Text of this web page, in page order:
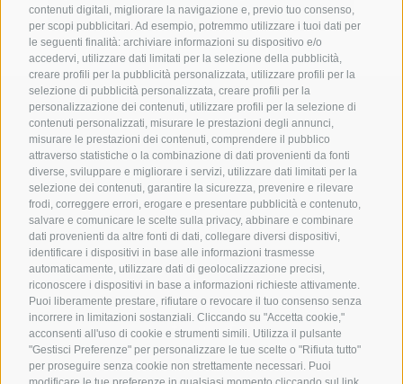
contenuti digitali, migliorare la navigazione e, previo tuo consenso,
per scopi pubblicitari. Ad esempio, potremmo utilizzare i tuoi dati per
le seguenti finalità: archiviare informazioni su dispositivo e/o
accedervi, utilizzare dati limitati per la selezione della pubblicità,
creare profili per la pubblicità personalizzata, utilizzare profili per la
selezione di pubblicità personalizzata, creare profili per la
personalizzazione dei contenuti, utilizzare profili per la selezione di
contenuti personalizzati, misurare le prestazioni degli annunci,
misurare le prestazioni dei contenuti, comprendere il pubblico
attraverso statistiche o la combinazione di dati provenienti da fonti
diverse, sviluppare e migliorare i servizi, utilizzare dati limitati per la
selezione dei contenuti, garantire la sicurezza, prevenire e rilevare
frodi, correggere errori, erogare e presentare pubblicità e contenuto,
salvare e comunicare le scelte sulla privacy, abbinare e combinare
dati provenienti da altre fonti di dati, collegare diversi dispositivi,
identificare i dispositivi in base alle informazioni trasmesse
automaticamente, utilizzare dati di geolocalizzazione precisi,
riconoscere i dispositivi in base a informazioni richieste attivamente.
Puoi liberamente prestare, rifiutare o revocare il tuo consenso senza
incorrere in limitazioni sostanziali. Cliccando su "Accetta cookie,"
acconsenti all'uso di cookie e strumenti simili. Utilizza il pulsante
"Gestisci Preferenze" per personalizzare le tue scelte o "Rifiuta tutto"
per proseguire senza cookie non strettamente necessari. Puoi
Contattateci
Gasthof Kircher | Fam. Harder
Via Umes 10 | 39050 Fiè allo Sciliar (BZ) | Italia
Tel.+39 0471 725 151
Fax+39 0471 724 396
info@gasthof-kircher.it